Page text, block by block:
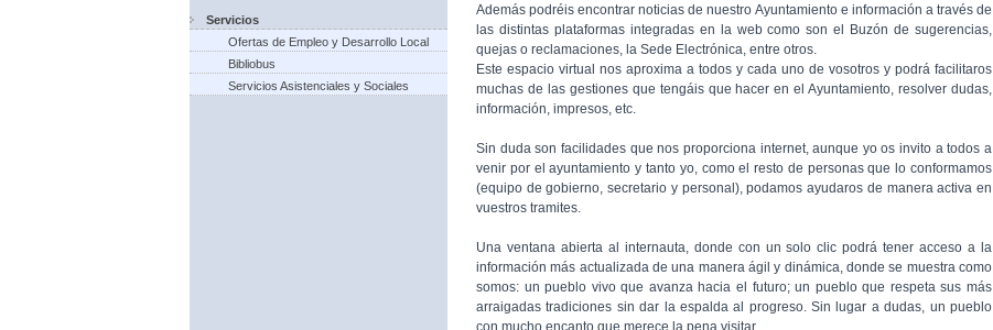
Servicios
Ofertas de Empleo y Desarrollo Local
Bibliobus
Servicios Asistenciales y Sociales
Además podréis encontrar noticias de nuestro Ayuntamiento e información a través de
las distintas plataformas integradas en la web como son el Buzón de sugerencias,
quejas o reclamaciones, la Sede Electrónica, entre otros.
Este espacio virtual nos aproxima a todos y cada uno de vosotros y podrá facilitaros
muchas de las gestiones que tengáis que hacer en el Ayuntamiento, resolver dudas,
información, impresos, etc.
Sin duda son facilidades que nos proporciona internet, aunque yo os invito a todos a
venir por el ayuntamiento y tanto yo, como el resto de personas que lo conformamos
(equipo de gobierno, secretario y personal), podamos ayudaros de manera activa en
vuestros tramites.
Una ventana abierta al internauta, donde con un solo clic podrá tener acceso a la
información más actualizada de una manera ágil y dinámica, donde se muestra como
somos: un pueblo vivo que avanza hacia el futuro; un pueblo que respeta sus más
arraigadas tradiciones sin dar la espalda al progreso. Sin lugar a dudas, un pueblo
con mucho encanto que merece la pena visitar.